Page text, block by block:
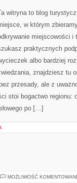
witryna to blog
w którym
miejscowości i
praktycznych
albo bardziej
znajdziesz tu
przesady, ale z
stoi bogactwo regionu:
po […]
MOŻLIWOŚĆ